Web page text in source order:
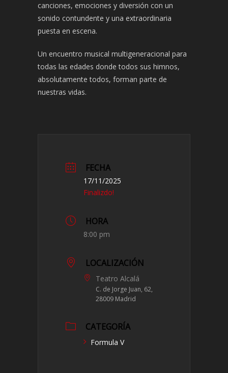
canciones, emociones y diversión con un
sonido contundente y una extraordinaria
puesta en escena.
Un encuentro musical multigeneracional para
todas las edades donde todos sus himnos,
absolutamente todos, forman parte de
nuestras vidas.
FECHA
17/11/2025
Finalizdo!
HORA
8:00 pm
LOCALIZACIÓN
Teatro Alcalá
C. de Jorge Juan, 62,
28009 Madrid
CATEGORÍA
Formula V